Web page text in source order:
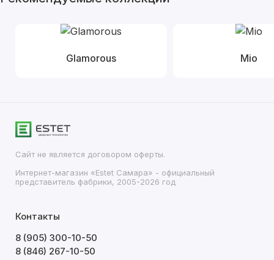
Glamorous Mio
Сайт не является договором оферты.
Интернет-магазин «Estet Самара» - официальный
представитель фабрики, 2005-2026 год
Контакты
8 (905) 300-10-50
8 (846) 267-10-50